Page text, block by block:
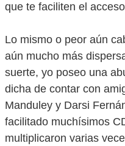
que te faciliten el
Lo mismo o peor aún
aún mucho más
suerte, yo poseo una
dicha de contar con
Manduley y Darsi
facilitado muchísimos
multiplicaron varias